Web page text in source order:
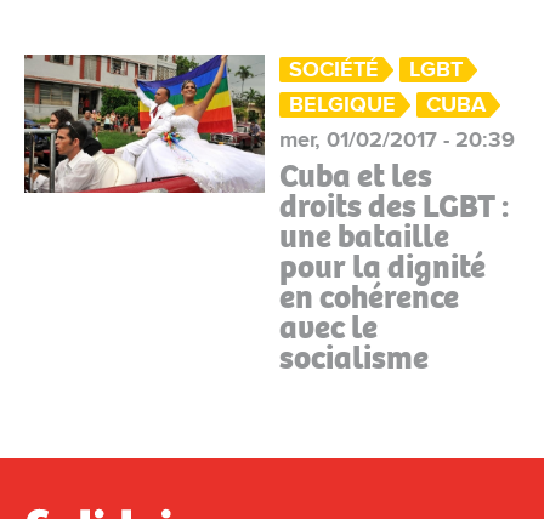
SOCIÉTÉ
LGBT
BELGIQUE
CUBA
mer, 01/02/2017 - 20:39
Cuba et les
droits des LGBT :
une bataille
pour la dignité
en cohérence
avec le
socialisme